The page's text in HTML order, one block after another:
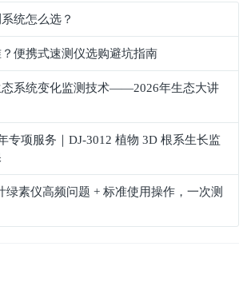
统怎么选？
便携式速测仪选购避坑指南
态系统变化监测技术——2026年生态大讲
专项服务｜DJ-3012 植物 3D 根系生长监
绿素仪高频问题 + 标准使用操作，一次测